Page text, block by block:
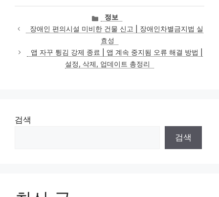
카
테
고
리
정보
장애인 편의시설 미비한 건물 신고 | 장애인차별금지법 실
효성
앱 자꾸 튕김 강제 종료 | 앱 계속 중지됨 오류 해결 방법 |
설정, 삭제, 업데이트 총정리
검색
검색